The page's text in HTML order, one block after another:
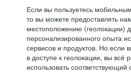
Если вы пользуетесь
то вы можете предоставлять
местоположению (геолокации)
персонализированного опыта
сервисов и продуктов. Но если
в доступе к геолокации, вы всё
использовать соответствующий